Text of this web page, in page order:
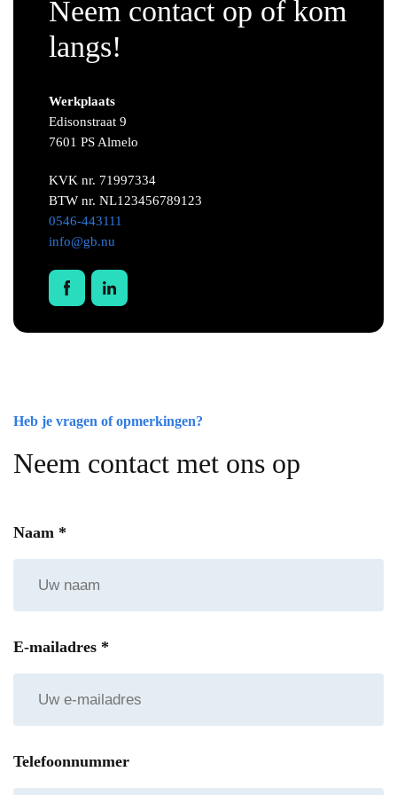
Oldtimers
Bouw en infrastructuur
Kunst en specials
Overig
Machinepark
Vraag offerte aan
Neem contact op of kom
langs!
Werkplaats
Edisonstraat 9
7601 PS Almelo
KVK nr. 71997334
BTW nr. NL123456789123
0546-443111
info@gb.nu
Heb je vragen of opmerkingen?
Neem contact met ons op
Naam *
E-mailadres *
Telefoonnummer